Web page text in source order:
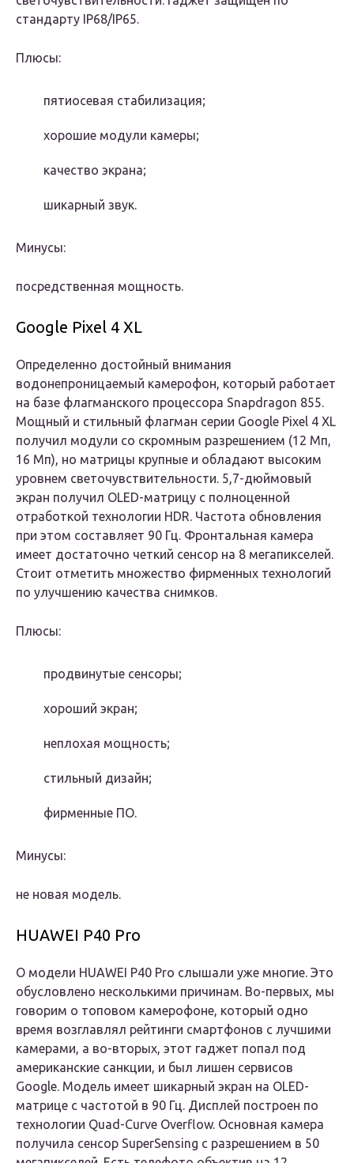
стандарту IP68/IP65.
Плюсы:
пятиосевая стабилизация;
хорошие модули камеры;
качество экрана;
шикарный звук.
Минусы:
посредственная мощность.
Google Pixel 4 XL
Определенно достойный внимания
водонепроницаемый камерофон, который работает
на базе флагманского процессора Snapdragon 855.
Мощный и стильный флагман серии Google Pixel 4 XL
получил модули со скромным разрешением (12 Мп,
16 Мп), но матрицы крупные и обладают высоким
уровнем светочувствительности. 5,7-дюймовый
экран получил OLED-матрицу с полноценной
отработкой технологии HDR. Частота обновления
при этом составляет 90 Гц. Фронтальная камера
имеет достаточно четкий сенсор на 8 мегапикселей.
Стоит отметить множество фирменных технологий
по улучшению качества снимков.
Плюсы:
продвинутые сенсоры;
хороший экран;
неплохая мощность;
стильный дизайн;
фирменные ПО.
Минусы:
не новая модель.
HUAWEI P40 Pro
О модели HUAWEI P40 Pro слышали уже многие. Это
обусловлено несколькими причинам. Во-первых, мы
говорим о топовом камерофоне, который одно
время возглавлял рейтинги смартфонов с лучшими
камерами, а во-вторых, этот гаджет попал под
американские санкции, и был лишен сервисов
Google. Модель имеет шикарный экран на OLED-
матрице с частотой в 90 Гц. Дисплей построен по
технологии Quad-Curve Overflow. Основная камера
получила сенсор SuperSensing с разрешением в 50